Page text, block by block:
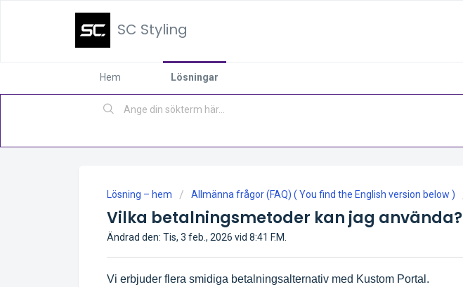
SC Styling
Hem Lösningar
Lösning – hem Allmänna frågor (FAQ) ( You find the English version below )
Vilka betalningsmetoder kan jag använda?
Ändrad den: Tis, 3 feb., 2026 vid 8:41 F.M.
Vi erbjuder flera smidiga betalningsalternativ med Kustom Portal.